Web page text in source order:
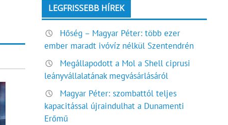
LEGFRISSEBB HÍREK
Hőség – Magyar Péter: több ezer
ember maradt ivóvíz nélkül Szentendrén
Megállapodott a Mol a Shell ciprusi
leányvállalatának megvásárlásáról
Magyar Péter: szombattól teljes
kapacitással újraindulhat a Dunamenti
Erőmű